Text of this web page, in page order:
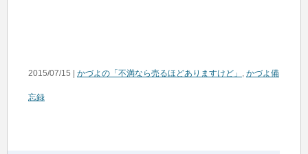
2015/07/15 | かづよの「不満なら売るほどありますけど」 かづよ備
忘録